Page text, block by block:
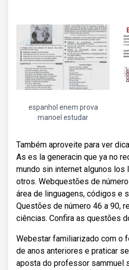
espanhol enem prova
manoel estudar
Também aproveite para ver
As es la generacin que ya no
mundo sin internet algunos los
otros. Webquestões de
área de linguagens, códigos e
Questões de número 46 a 90,
ciências. Confira as questões
Webestar familiarizado com o
de anos anteriores e praticar
aposta do professor sammuel